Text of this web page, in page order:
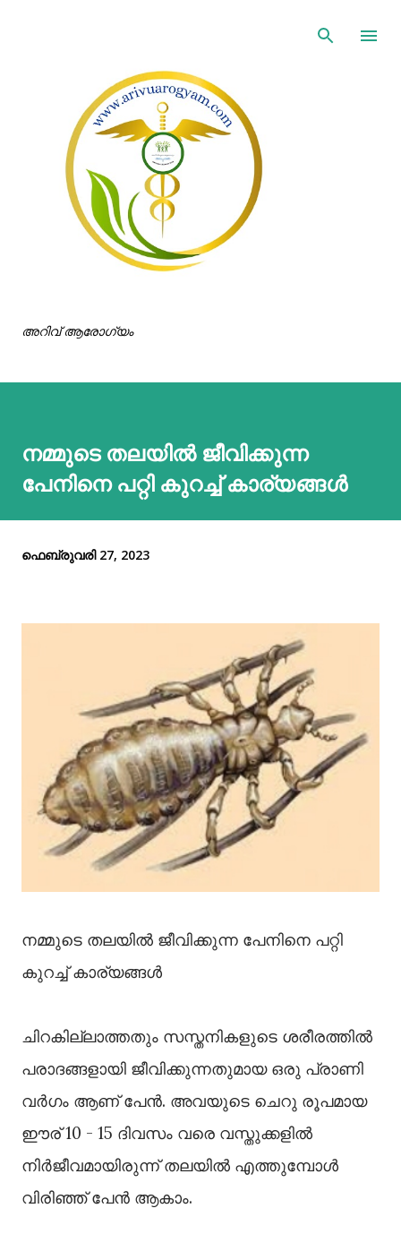
അറിവ് ആരോഗ്യം
നമ്മുടെ തലയിൽ ജീവിക്കുന്ന
പേനിനെ പറ്റി കുറച്ച് കാര്യങ്ങൾ
ഫെബ്രുവരി 27, 2023
നമ്മുടെ തലയിൽ ജീവിക്കുന്ന പേനിനെ പറ്റി
കുറച്ച് കാര്യങ്ങൾ
ചിറകില്ലാത്തതും സസ്തനികളുടെ ശരീരത്തിൽ
പരാദങ്ങളായി ജീവിക്കുന്നതുമായ ഒരു പ്രാണി
വർഗം ആണ് പേൻ. അവയുടെ ചെറു രൂപമായ
ഈര് 10 - 15 ദിവസം വരെ വസ്തുക്കളിൽ
നിർജീവമായിരുന്ന് തലയിൽ എത്തുമ്പോൾ
വിരിഞ്ഞ് പേൻ ആകാം.